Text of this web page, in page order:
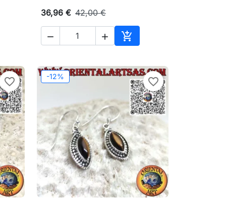
al carrello
36,96 € 42,00 €
  
Aggiungi al carrello
favorite_border -12% favorite_border